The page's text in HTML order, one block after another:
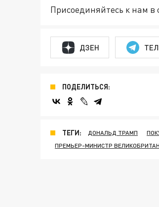
Присоединяйтесь к нам в
ДЗЕН
ПОДЕЛИТЬСЯ:
ТЕГИ: ДОНАЛЬД ТРАМП
ПРЕМЬЕР-МИНИСТР